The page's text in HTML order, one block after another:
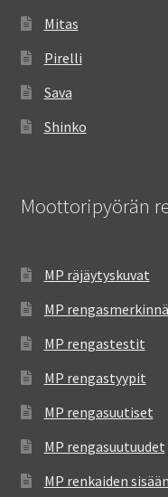
Mitas
Pirelli
Sava
Shinko
Moottoripyörän
MP räjäytyskuvat
MP
MP rengastestit
MP rengastyypit
MP rengasuutiset
MP rengasuutuudet
MP renkaiden